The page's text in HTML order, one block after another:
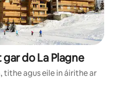
do La Plagne
tithe agus eile in áirithe ar